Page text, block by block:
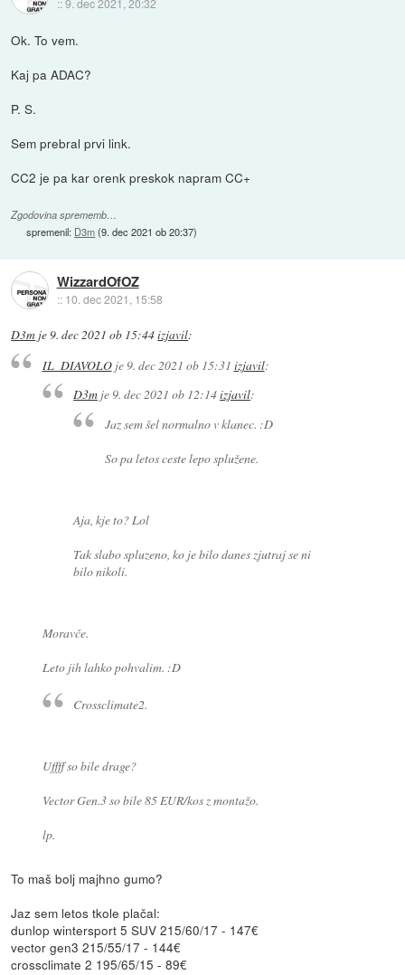
::9. dec 2021, 20:32
Ok. To vem.
Kaj pa ADAC?
P. S.
Sem prebral prvi link.
CC2 je pa kar orenk preskok napram CC+
Zgodovina sprememb…
spremenil: D3m(9. dec 2021 ob 20:37)
WizzardOfOZ
:: 10. dec 2021, 15:58
D3m je9. dec 2021 ob 15:44izjavil:
IL_DIAVOLOje 9. dec 2021 ob 15:31 izjavil:
D3m je9. dec 2021 ob 12:14izjavil:
Jaz sem šel normalno v klanec. :D
So pa letos ceste lepo splužene.
Aja, kje to? Lol
Tak slabo spluzeno, ko je bilo danes zjutraj se ni
bilo nikoli.
Moravče.
Leto jih lahko pohvalim. :D
Crossclimate2.
Uffff so bile drage?
Vector Gen.3 so bile 85 EUR/kos z montažo.
lp.
To maš bolj majhno gumo?
Jaz sem letos tkole plačal:
dunlop wintersport 5 SUV 215/60/17 - 147€
vector gen3 215/55/17 - 144€
crossclimate 2 195/65/15 - 89€